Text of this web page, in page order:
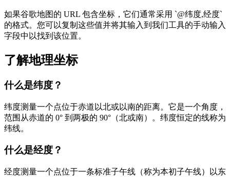
如果谷歌地图的 URL 包含坐标，它们通常采用 `@纬度,经度`
的格式。您可以复制这些值并将其输入到我们工具的手动输入
字段中以找到该位置。
了解地理坐标
什么是纬度？
纬度测量一个点位于赤道以北或以南的距离。它是一个角度，
范围从赤道的 0° 到两极的 90°（北或南）。纬度恒定的线称为
纬线。
什么是经度？
经度测量一个点位于一条标准子午线（称为本初子午线）以东